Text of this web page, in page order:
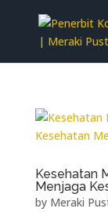
Kesehatan
Menjaga
by Meraki